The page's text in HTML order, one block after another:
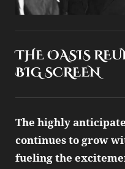
THE OASIS
BIG SCREEN
The highly
continues to grow
fueling the